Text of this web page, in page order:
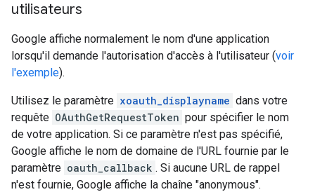
utilisateurs
Google affiche normalement le nom d'une application
lorsqu'il demande l'autorisation d'accès à l'utilisateur (voir
l'exemple).
Utilisez le paramètre xoauth_displayname dans votre
requête OAuthGetRequestToken pour spécifier le nom
de votre application. Si ce paramètre n'est pas spécifié,
Google affiche le nom de domaine de l'URL fournie par le
paramètre oauth_callback . Si aucune URL de rappel
n'est fournie, Google affiche la chaîne "anonymous".